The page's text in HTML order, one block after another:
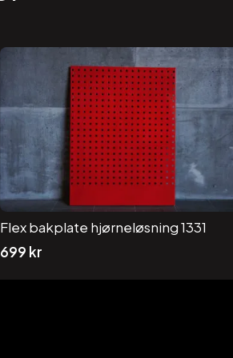
Flex bakplate hjørneløsning 1331
699 kr